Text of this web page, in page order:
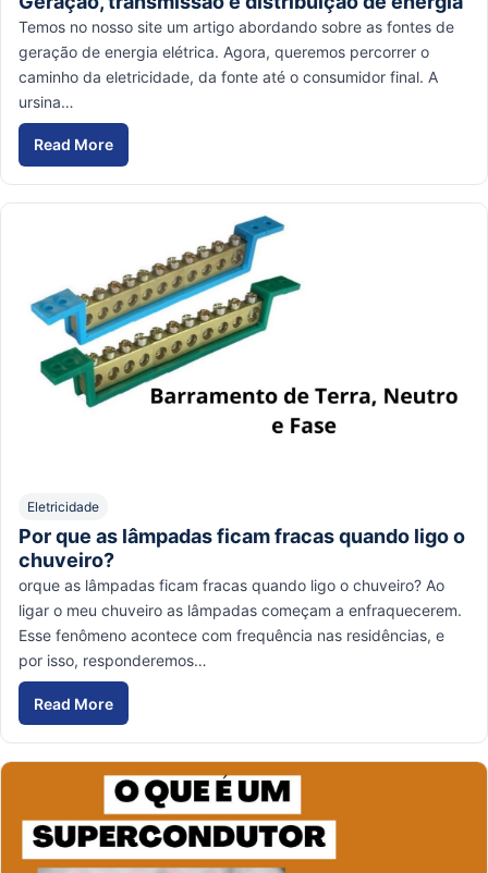
Temos no nosso site um artigo abordando sobre as fontes de
geração de energia elétrica. Agora, queremos percorrer o
caminho da eletricidade, da fonte até o consumidor final. A
ursina…
Read More
Eletricidade
Por que as lâmpadas ficam fracas quando ligo o
chuveiro?
orque as lâmpadas ficam fracas quando ligo o chuveiro? Ao
ligar o meu chuveiro as lâmpadas começam a enfraquecerem.
Esse fenômeno acontece com frequência nas residências, e
por isso, responderemos…
Read More